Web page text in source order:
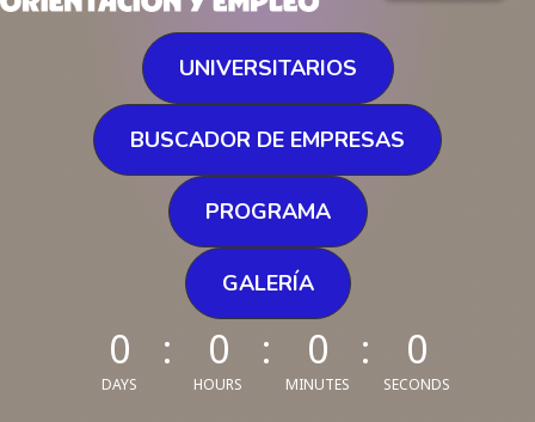
UNIVERSITARIOS
BUSCADOR DE EMPRESAS
PROGRAMA
GALERÍA
0
DAYS
0
HOURS
0
MINUTES
0
SECONDS